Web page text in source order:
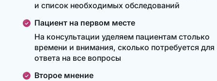
и список необходимых обследований
Пациент на первом месте
На консультации уделяем пациентам столько
времени и внимания, сколько потребуется для
ответа на все вопросы
Второе мнение